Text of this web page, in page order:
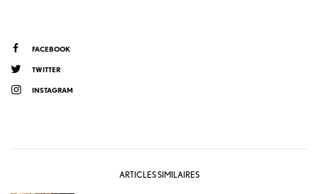
FACEBOOK
TWITTER
INSTAGRAM
ARTICLES SIMILAIRES